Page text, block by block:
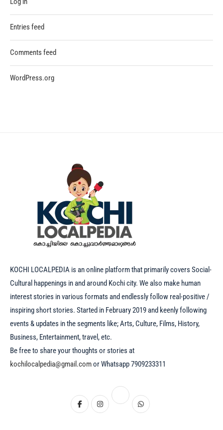
Entries feed
Comments feed
WordPress.org
KOCHI LOCALPEDIA is an online platform that primarily covers Social-
Cultural happenings in and around Kochi city. We also make human
interest stories in various formats and endlessly follow real-positive /
inspiring short stories. Started in February 2019 and keenly following
events & updates in the segments like; Arts, Culture, Films, History,
Business, Entertainment, travel, etc.
Be free to share your thoughts or stories at
kochilocalpedia@gmail.comor Whatsapp 7909233311